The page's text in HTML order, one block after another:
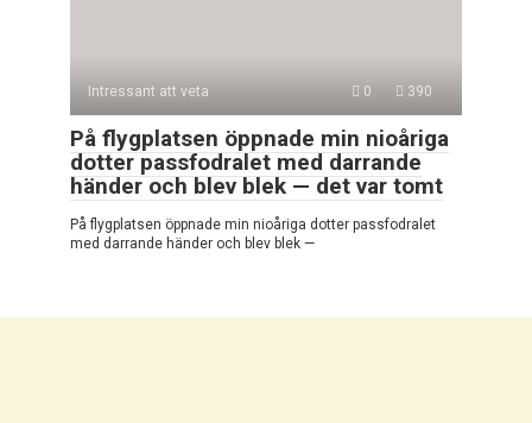
Intressant att veta 0 390
På flygplatsen öppnade min nioåriga
dotter passfodralet med darrande
händer och blev blek — det var tomt
På flygplatsen öppnade min nioåriga dotter passfodralet
med darrande händer och blev blek —